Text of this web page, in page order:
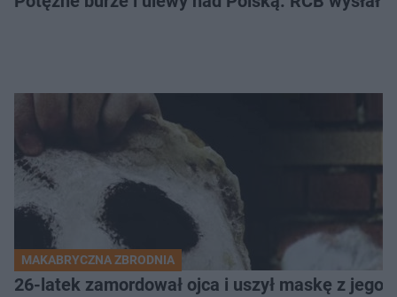
MAKABRYCZNA ZBRODNIA
26-latek zamordował ojca i uszył maskę z